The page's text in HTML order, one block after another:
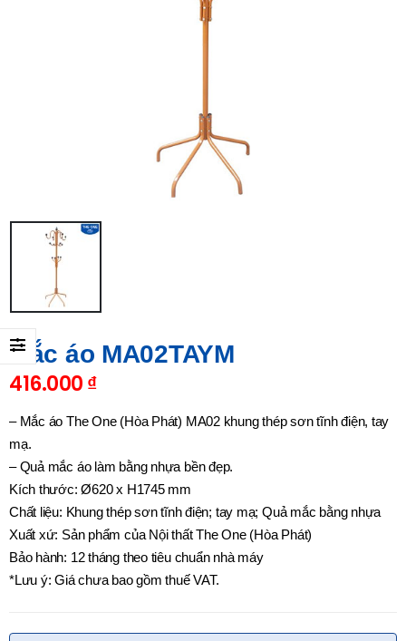
Mắc áo MA02TAYM
416.000₫
– Mắc áo The One (Hòa Phát) MA02 khung thép sơn tĩnh điện, tay
mạ.
– Quả mắc áo làm bằng nhựa bền đẹp.
Kích thước: Ø620 x H1745 mm
Chất liệu: Khung thép sơn tĩnh điện; tay mạ; Quả mắc bằng nhựa
Xuất xứ: Sản phẩm của Nội thất The One (Hòa Phát)
Bảo hành: 12 tháng theo tiêu chuẩn nhà máy
*Lưu ý: Giá chưa bao gồm thuế VAT.